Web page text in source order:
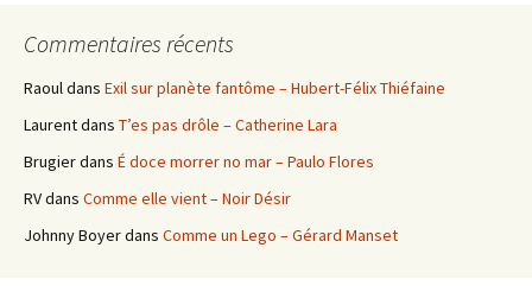
Commentaires récents
Raouldans Exil sur planète fantôme – Hubert-Félix Thiéfaine
Laurentdans T’es pas drôle – Catherine Lara
Brugierdans É doce morrer no mar – Paulo Flores
RVdans Comme elle vient – Noir Désir
Johnny Boyerdans Comme un Lego – Gérard Manset